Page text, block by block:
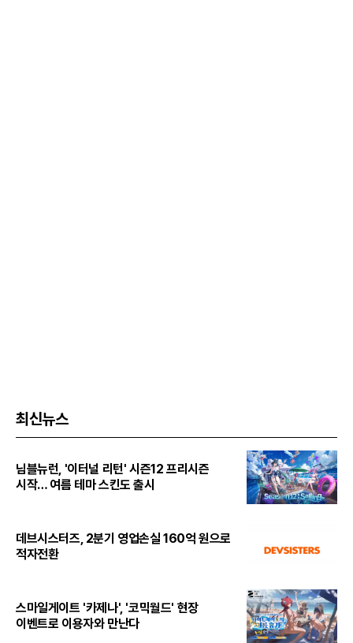
최신뉴스
님블뉴런, '이터널 리턴' 시즌12 프리시즌
시작… 여름 테마 스킨도 출시
데브시스터즈, 2분기 영업손실 160억 원으로
적자전환
스마일게이트 '카제나', '코믹월드' 현장
이벤트로 이용자와 만난다